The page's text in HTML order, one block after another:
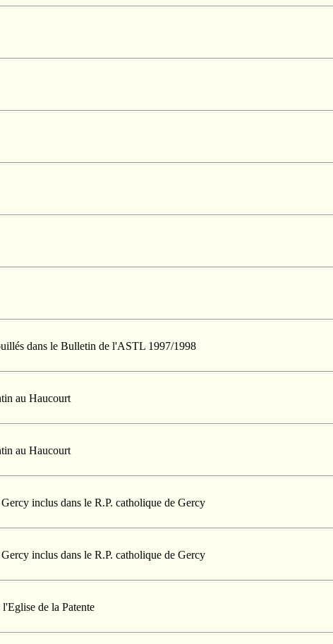
dans le Bulletin de l'ASTL 1997/1998
au Haucourt
au Haucourt
inclus dans le R.P. catholique de Gercy
inclus dans le R.P. catholique de Gercy
de la Patente